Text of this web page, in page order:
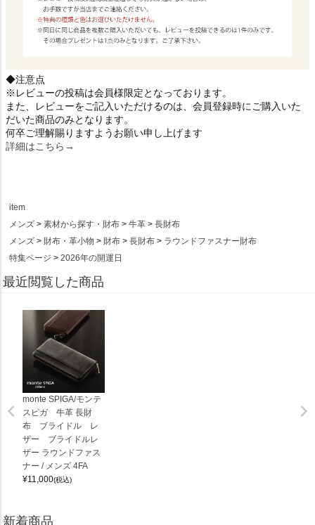
◆注意点
※レビューの投稿は会員様限定となっております。
また、レビューをご記入いただけるのは、会員登録時にご購入いた
だいた商品のみとなります。
何卒ご理解賜りますようお願い申し上げます
詳細はこちら→
item
メンズ
素材から探す・財布 牛革
長財布
メンズ
財布・革小物 財布 長財布
ラウンドファスナー財布
特集ページ
2026年の開運日
最近閲覧した商品
monte SPIGA/モンテ
スピガ 牛革 長財
布 ブライドル レ
ザー ブライドルレ
ザー ラウンドファス
ナー / メンズ 4FA
¥11,000(税込)
新着商品